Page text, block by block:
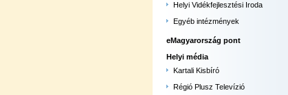
Helyi Vidékfejlesztési Iroda
Egyéb intézmények
eMagyarország pont
Helyi média
Kartali Kisbíró
Régió Plusz Televízió